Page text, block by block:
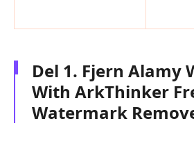
Del 1. Fjern Alamy
With ArkThinker
Watermark